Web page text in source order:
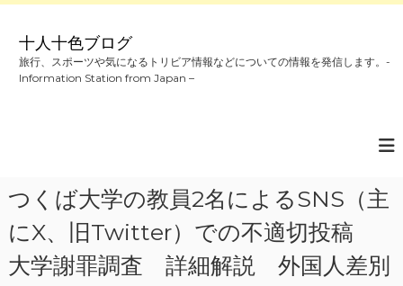
十人十色ブログ
旅行、スポーツや気になるトリビア情報などについての情報を発信します。-
Information Station from Japan –
つくば大学の教員2名によるSNS（主
にX、旧Twitter）での不適切投稿
大学謝罪調査 詳細解説 外国人差別